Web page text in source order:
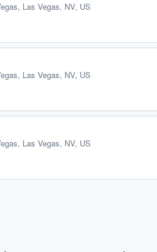
, Las Vegas, NV, US
, Las Vegas, NV, US
, Las Vegas, NV, US